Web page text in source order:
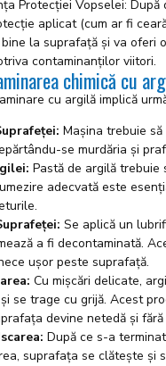
Protecției Vopselei: După
aplicat (cum ar fi
la suprafață și va oferi
contaminanților viitori.
chimică cu
cu argilă implică
Mașina trebuie
se murdăria și
Pastă de argilă trebuie
adecvată este
Se aplică un
a fi decontaminată.
ușor peste suprafață.
Cu mișcări delicate,
se trage cu grijă. Acest
devine netedă și
După ce s-a terminat
suprafața se clătește și